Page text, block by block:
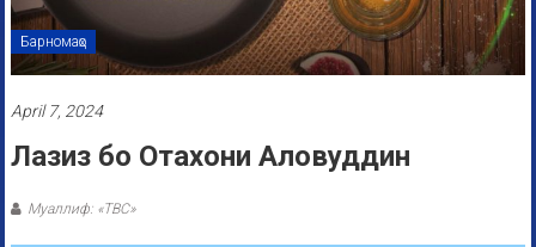
Барномаҳо
April 7, 2024
Лазиз бо Отахони Аловуддин
Муаллиф: «ТВС»